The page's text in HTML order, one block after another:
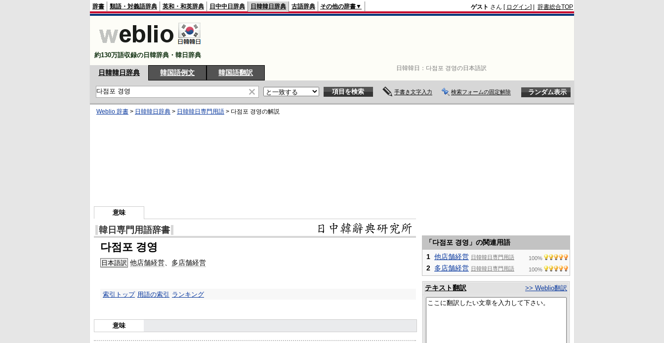
日韓韓日： 다점포 경영の日本語訳
辞書 類語・対義語辞典 英和・和英辞典 日中中日辞典 日韓韓日辞典 古語辞典 その他の辞書▼ ゲスト さん [ ログイン] | 辞書総合TOP
約130万語収録の日韓辞典・韓日辞典
日韓韓日辞典 韓国語例文 韓国語翻訳
手書き文字入力 検索フォームの固定解除
Weblio 辞書 > 日韓韓日辞典 > 日韓韓日専門用語 > 다점포 경영の解説
意味
韓日専門用語辞書
다점포 경영
日本語訳 他店舗経営 多店舗経営
索引トップ 用語の索引 ランキング
意味
「다점포 경영」の関連用語
1 他店舗経営 日韓韓日専門用語 100%
2 多店舗経営 日韓韓日専門用語 100%
テキスト翻訳 >> Weblio翻訳